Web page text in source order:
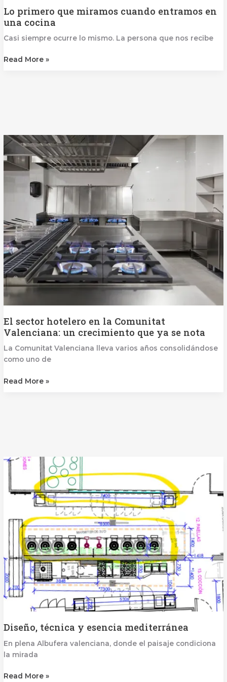
Lo primero que miramos cuando entramos en
una cocina
Casi siempre ocurre lo mismo. La persona que nos recibe
Read More »
El sector hotelero en la Comunitat
Valenciana: un crecimiento que ya se nota
La Comunitat Valenciana lleva varios años consolidándose
como uno de
sector
hotelero
en
Comunitat
Valenciana:
crecimiento
que
ya
se
nota
Read More »
Diseño, técnica y esencia mediterránea
En plena Albufera valenciana, donde el paisaje condiciona
la mirada
técnica
esencia
mediterránea
Read More »